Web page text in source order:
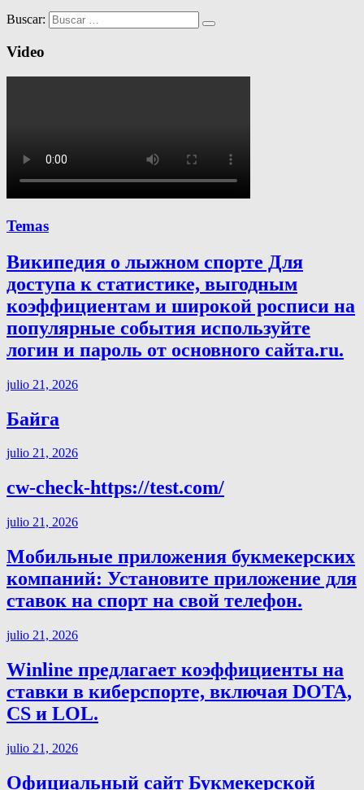
Buscar:
Video
Temas
Википедия о лыжном спорте Для
доступа к статистике, выгодным
коэффициентам и широкой росписи на
популярные события используйте
логин и пароль от основного сайта.ru.
julio 21, 2026
Байга
julio 21, 2026
cw-check-https://test.com/
julio 21, 2026
Мобильные приложения букмекерских
компаний: Установите приложение для
ставок на спорт на свой телефон.
julio 21, 2026
Winline предлагает коэффициенты на
ставки в киберспорте, включая DOTA,
CS и LOL.
julio 21, 2026
Официальный сайт Букмекерской